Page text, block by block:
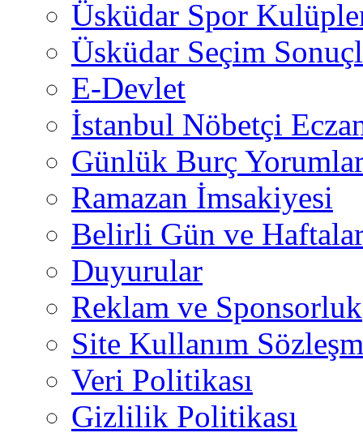
Üsküdar Spor
Üsküdar Seçim
E-Devlet
İstanbul Nöbetçi
Günlük Burç
Ramazan İmsakiyesi
Belirli Gün ve
Duyurular
Reklam ve Sponsorluk
Site Kullanım
Veri Politikası
Gizlilik Politikası